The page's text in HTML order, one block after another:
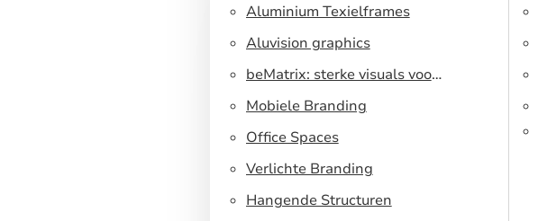
Aluminium Texielframes
Aluvision graphics
beMatrix: sterke visuals voor
een flexibel
standbouwsysteem
Mobiele Branding
Office Spaces
Verlichte Branding
Hangende Structuren